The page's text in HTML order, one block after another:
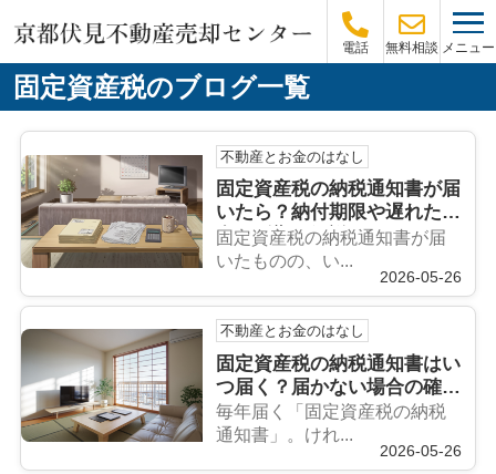
電話 無料相談 メニュー
固定資産税のブログ一覧
不動産とお金のはなし
固定資産税の納税通知書が届
いたら？納付期限や遅れた場
合の影響も解説
固定資産税の納税通知書が届
いたものの、い...
2026-05-26
不動産とお金のはなし
固定資産税の納税通知書はい
つ届く？届かない場合の確認
ポイントを解説
毎年届く「固定資産税の納税
通知書」。けれ...
2026-05-26